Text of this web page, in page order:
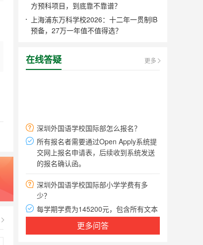
方预科项目，到底靠不靠谱？
上海浦东万科学校2026：十二年一贯制IB
预备，27万一年值不值得选？
在线答疑 更多
所有报名者需要通过Open Apply系统提
交网上报名申请表，后续收到系统发送
的报名确认函。
少？
每学期学费为145200元，包含所有文本
和资源材料，软件，图书馆和数据库成
员，实验室，室内温水游泳池，体育和
健身设施访问，高速/无线互联网访问和
更多问答